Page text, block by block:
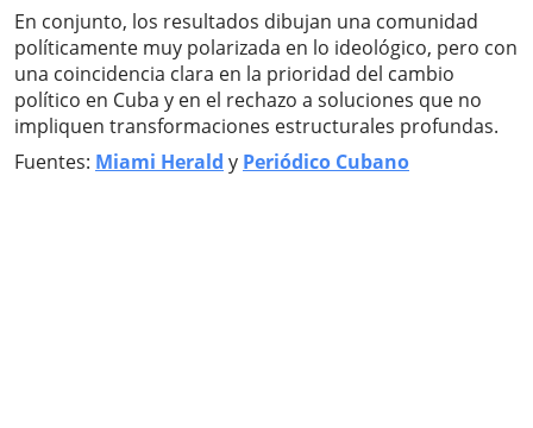
En conjunto, los resultados dibujan una comunidad
políticamente muy polarizada en lo ideológico, pero con
una coincidencia clara en la prioridad del cambio
político en Cuba y en el rechazo a soluciones que no
impliquen transformaciones estructurales profundas.
Fuentes: Miami Herald y Periódico Cubano